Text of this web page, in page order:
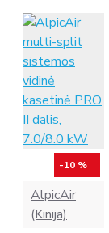
-10 %
AlpicAir
(Kinija)